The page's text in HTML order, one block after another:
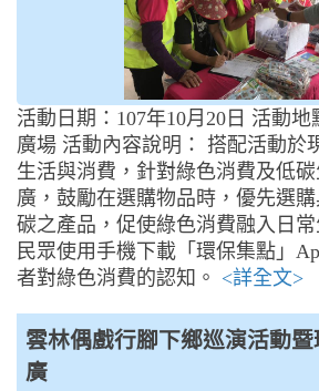
活動日期：107年10月20日 活動
廣場 活動內容說明： 搭配活動於
生活與消費，針對綠色消費及低
廣，鼓勵在選購物品時，優先選
碳之產品，促使綠色消費融入日
民眾使用手機下載「環保集點」
者對綠色消費的認知。 <詳全文>
雲林偶戲行腳下鄉巡演活動
廣